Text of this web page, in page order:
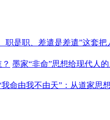
职是职、差遣是差遣”这套把
墨家“非命”思想给现代人
我命由我不由天”：从道家思